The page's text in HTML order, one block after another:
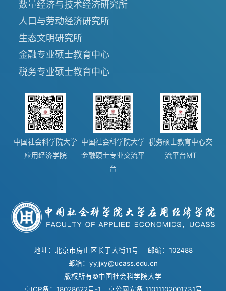
数量经济与技术经济研究所
人口与劳动经济研究所
生态文明研究所
金融专业硕士教育中心
税务专业硕士教育中心
中国社会科学院大学
应用经济学院
中国社会科学院大学
金融硕士专业交流平
台
税务硕士教育中心交
流平台MT
版权所有©中国社会科学院大学
地址：北京市房山区长于大街11号 邮编：102488
邮箱：yyjjxy@ucass.edu.cn